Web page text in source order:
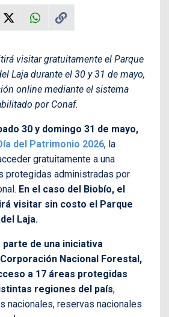
visitar gratuitamente el Parque
Laja durante el 30 y 31 de mayo,
online mediante el sistema
por Conaf.
30 y domingo 31 de mayo,
del Patrimonio 2026, la
gratuitamente a una
protegidas administradas por
En el caso del Biobío, el
visitar sin costo el Parque
Laja.
parte de una iniciativa
Nacional Forestal,
a 17 áreas protegidas
regiones del país,
nacionales, reservas nacionales